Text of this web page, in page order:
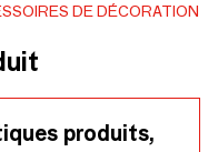
DE DÉCORATION
produits,